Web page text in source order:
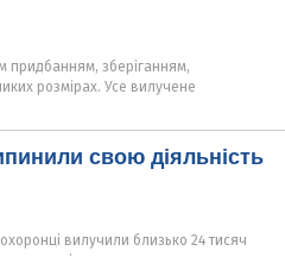
придбанням, зберіганням,
розмірах. Усе вилучене
свою діяльність
вилучили близько 24 тисяч